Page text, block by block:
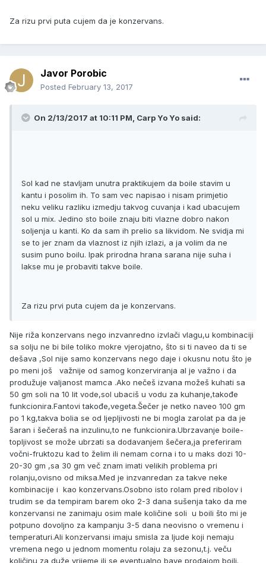
Za rizu prvi puta cujem da je konzervans.
Javor Porobic
Posted February 13, 2017
On 2/13/2017 at 10:11 PM, Carp Yo Yo said:
Sol kad ne stavljam unutra praktikujem da boile stavim u
kantu i posolim ih. To sam vec napisao i nisam primjetio
neku veliku razliku izmedju takvog cuvanja i kad ubacujem
sol u mix. Jedino sto boile znaju biti vlazne dobro nakon
soljenja u kanti. Ko da sam ih prelio sa likvidom. Ne svidja mi
se to jer znam da vlaznost iz njih izlazi, a ja volim da ne
susim puno boilu. Ipak prirodna hrana sarana nije suha i
lakse mu je probaviti takve boile.
Za rizu prvi puta cujem da je konzervans.
Nije riža konzervans nego inzvanredno izvlači vlagu,u kombinaciji
sa solju ne bi bile toliko mokre vjerojatno, što si ti naveo da ti se
dešava ,Sol nije samo konzervans nego daje i okusnu notu što je
po meni još važnije od samog konzerviranja al je važno i da
produžuje valjanost mamca .Ako nečeš izvana možeš kuhati sa
50 gm soli na 10 lit vode,sol ubaciš u vodu za kuhanje,takođe
funkcionira.Fantovi takođe,vegeta.Šečer je netko naveo 100 gm
po 1 kg,takva bolia se od ljepljivosti ne bi mogla zarolat pa da je
šaran i šečeraš na inzulinu,to ne funkcionira.Ubrzavanje boile-
topljivost se može ubrzati sa dodavanjem šečera,ja preferiram
vočni-fruktozu kad to želim ili nemam corna i to u maks dozi 10-
20-30 gm ,sa 30 gm več znam imati velikih problema pri
rolanju,ovisno od miksa.Med je inzvanredan za takve neke
kombinacije i kao konzervans.Osobno isto rolam pred ribolov i
trudim se da tempiram barem oko 2-3 dana sušenja tako da me
konzervansi ne zanimaju osim male količine soli u boili što mi je
potpuno dovoljno za kampanju 3-5 dana neovisno o vremenu i
temperaturi.Ali konzervansi imaju smisla za ljude koji nemaju
vremena nego u jednom momentu rolaju za sezonu,t.j. veču
količinu za duže vrijeme ili se eventualno bave prodajom boili.